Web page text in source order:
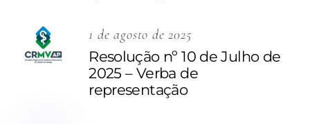
1 de agosto de 2025
Resolução nº 10 de Julho de
2025 – Verba de
representação